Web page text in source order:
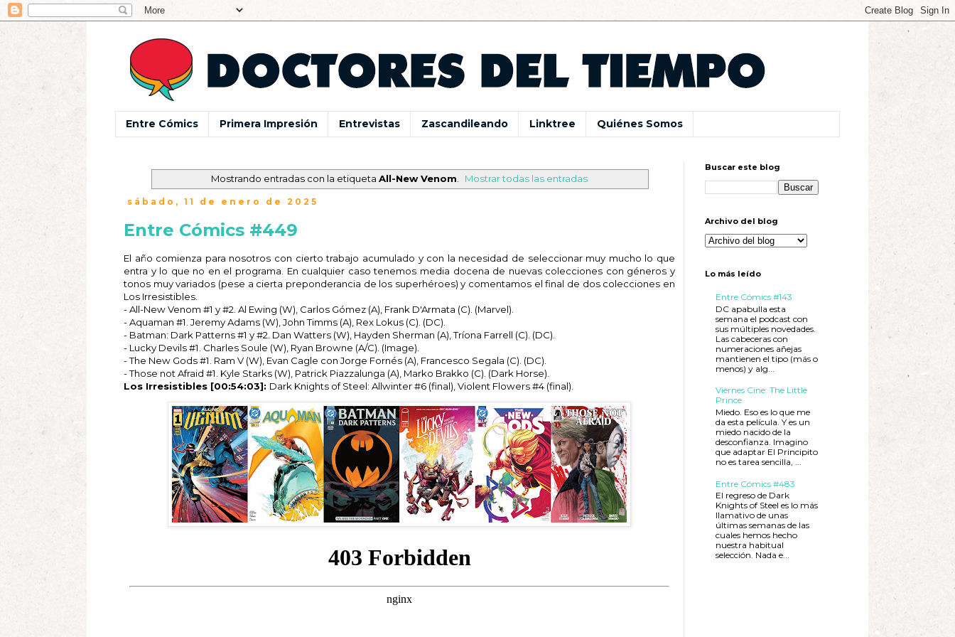
Entre Cómics Primera Impresión Entrevistas Zascandileando Linktree Quiénes Somos
Mostrando entradas con la etiqueta All-New Venom Mostrar todas las entradas
sábado, 11 de enero de 2025
Entre Cómics #449
El año comienza para nosotros con cierto trabajo acumulado y con la necesidad de seleccionar muy mucho lo que
entra y lo que no en el programa. En cualquier caso tenemos media docena de nuevas colecciones con géneros y
tonos muy variados (pese a cierta preponderancia de los superhéroes) y comentamos el final de dos colecciones en
Los Irresistibles.
- All-New Venom #1 y #2. Al Ewing (W), Carlos Gómez (A), Frank D'Armata (C). (Marvel).
- Aquaman #1. Jeremy Adams (W), John Timms (A), Rex Lokus (C). (DC).
- Batman: Dark Patterns #1 y #2. Dan Watters (W), Hayden Sherman (A), Tríona Farrell (C). (DC).
- Lucky Devils #1. Charles Soule (W), Ryan Browne (A/C). (Image).
- The New Gods #1. Ram V (W), Evan Cagle con Jorge Fornés (A), Francesco Segala (C). (DC).
- Those not Afraid #1. Kyle Starks (W), Patrick Piazzalunga (A), Marko Brakko (C). (Dark Horse).
Los Irresistibles [00:54:03]: Dark Knights of Steel: Allwinter #6 (final), Violent Flowers #4 (final).
Buscar este blog
Archivo del blog
Lo más leído
Entre Cómics #143
DC apabulla esta
semana el podcast con
sus múltiples novedades.
Las cabeceras con
numeraciones añejas
mantienen el tipo (más o
menos) y alg...
Viernes Cine: The Little
Prince
Miedo. Eso es lo que me
da esta película. Y es un
miedo nacido de la
desconfianza. Imagino
que adaptar El Principito
no es tarea sencilla, ...
Entre Cómics #483
El regreso de Dark
Knights of Steel es lo más
llamativo de unas
últimas semanas de las
cuales hemos hecho
nuestra habitual
selección. Nada e...